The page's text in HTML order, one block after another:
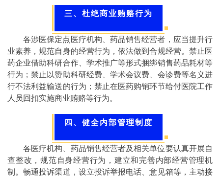
三、杜绝商业贿赂行为
各涉医保定点医疗机构、药品销售经营者，应当提升行
业素养，规范自身的经营行为，依法做到合规经营。禁止医
药企业借助科研合作、学术推广等形式捆绑销售药品耗材等
行为；禁止以赞助科研经费、学术会议费、会诊费等名义进
行不法利益输送的行为；禁止在医药购销环节给付医院工作
人员回扣实施商业贿赂等行为。
四、健全内部管理制度
各医疗机构、药品销售经营者及相关单位要认真开展自
查整改，规范自身经营行为，建立和完善内部经营管理机
制。畅通投诉渠道，设立投诉举报电话、意见箱等，主动接